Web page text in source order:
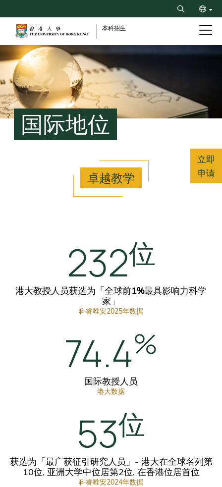
to
content
Search
繁
本科招生
Breadcrumb
国际地位
卓越教学
232位
港大教授人员获选为「全球前1%最具影响力科学
家」
科睿唯安2025年数据
74.4%
国际教授人员
港大数据
53位
获选为「最广获征引研究人员」- 港大在全球名列第
10位, 亚洲大学中位居第2位, 在香港位居首位
科睿唯安2024年数据
立即
申请